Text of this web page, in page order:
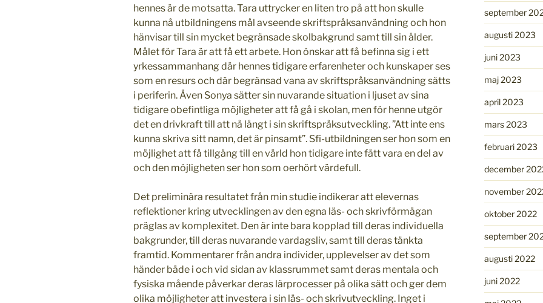
hennes är de motsatta. Tara uttrycker en liten tro på att hon skulle
kunna nå utbildningens mål avseende skriftspråksanvändning och hon
hänvisar till sin mycket begränsade skolbakgrund samt till sin ålder.
Målet för Tara är att få ett arbete. Hon önskar att få befinna sig i ett
yrkessammanhang där hennes tidigare erfarenheter och kunskaper ses
som en resurs och där begränsad vana av skriftspråksanvändning sätts
i periferin. Även Sonya sätter sin nuvarande situation i ljuset av sina
tidigare obefintliga möjligheter att få gå i skolan, men för henne utgör
det en drivkraft till att nå långt i sin skriftspråksutveckling. ”Att inte ens
kunna skriva sitt namn, det är pinsamt”. Sfi-utbildningen ser hon som en
möjlighet att få tillgång till en värld hon tidigare inte fått vara en del av
och den möjligheten ser hon som oerhört värdefull.
Det preliminära resultatet från min studie indikerar att elevernas
reflektioner kring utvecklingen av den egna läs- och skrivförmågan
präglas av komplexitet. Den är inte bara kopplad till deras individuella
bakgrunder, till deras nuvarande vardagsliv, samt till deras tänkta
framtid. Kommentarer från andra individer, upplevelser av det som
händer både i och vid sidan av klassrummet samt deras mentala och
fysiska mående påverkar deras lärprocesser på olika sätt och ger dem
olika möjligheter att investera i sin läs- och skrivutveckling. Inget i
september
augusti 2023
juni 2023
maj 2023
april 2023
mars 2023
februari 2023
december
november
oktober 2022
september
augusti 2022
juni 2022